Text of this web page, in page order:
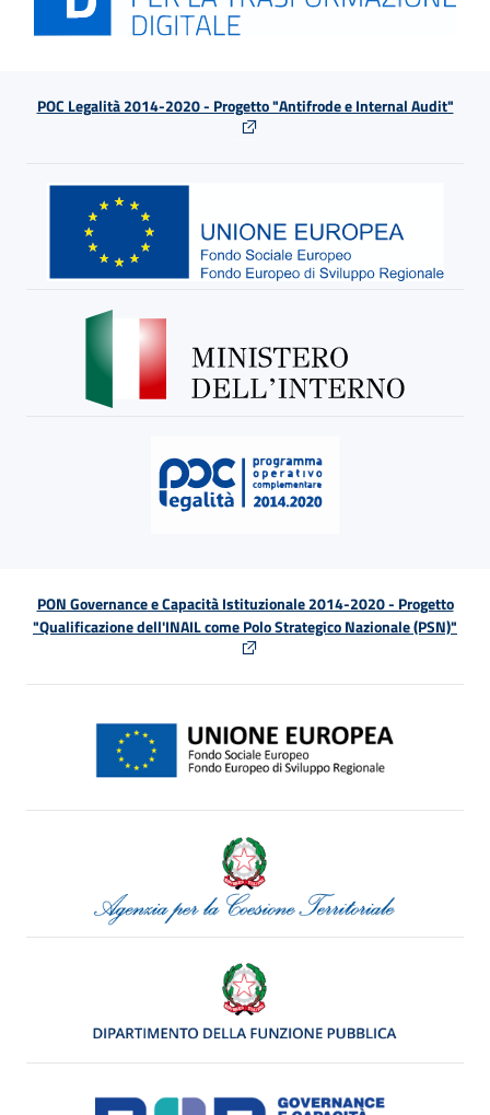
POC Legalità 2014-2020 - Progetto "Antifrode e Internal Audit"
PON Governance e Capacità Istituzionale 2014-2020 - Progetto
"Qualificazione dell'INAIL come Polo Strategico Nazionale (PSN)"